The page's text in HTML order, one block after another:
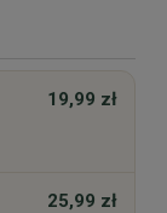
19,99 zł
25,99 zł